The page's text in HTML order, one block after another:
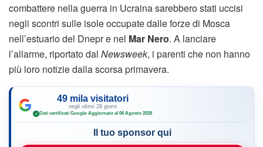
combattere nella guerra in Ucraina sarebbero stati uccisi
negli scontri sulle isole occupate dalle forze di Mosca
nell’estuario del Dnepr e nel Mar Nero. A lanciare
l’allarme, riportato dal Newsweek, i parenti che non hanno
più loro notizie dalla scorsa primavera.
49 mila visitatori
negli ultimi 28 giorni
✓ Dati certificati Google·Aggiornato al 06 Agosto 2026
Il tuo sponsor qui